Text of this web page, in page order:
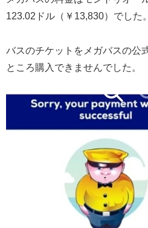
123.02ドル（￥13,830）でした。
バスのチケットをメガバスの公
ところ購入できませんでした。